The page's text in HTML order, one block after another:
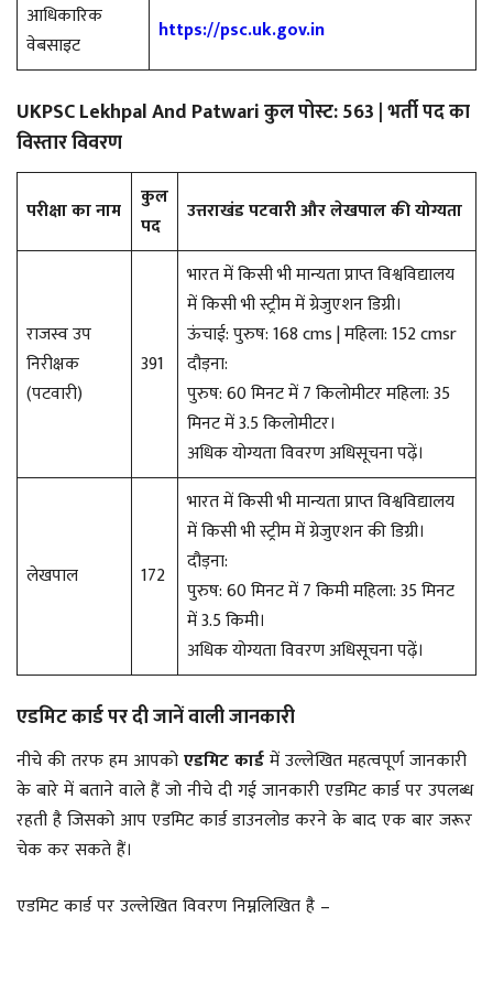
आधिकारिक
वेबसाइट
https://psc.uk.gov.in
UKPSC Lekhpal And Patwari कुल पोस्ट: 563 | भर्ती पद का
विस्तार विवरण
परीक्षा का नाम
कुल
पद
उत्तराखंड पटवारी और लेखपाल की योग्यता
राजस्व उप
निरीक्षक
(पटवारी)
391
भारत में किसी भी मान्यता प्राप्त विश्वविद्यालय
में किसी भी स्ट्रीम में ग्रेजुएशन डिग्री।
ऊंचाई: पुरुष: 168 cms | महिला: 152 cmsr
दौड़ना:
पुरुष: 60 मिनट में 7 किलोमीटर महिला: 35
मिनट में 3.5 किलोमीटर।
अधिक योग्यता विवरण अधिसूचना पढ़ें।
लेखपाल 172
भारत में किसी भी मान्यता प्राप्त विश्वविद्यालय
में किसी भी स्ट्रीम में ग्रेजुएशन की डिग्री।
दौड़ना:
पुरुष: 60 मिनट में 7 किमी महिला: 35 मिनट
में 3.5 किमी।
अधिक योग्यता विवरण अधिसूचना पढ़ें।
एडमिट कार्ड पर दी जानें वाली जानकारी
नीचे की तरफ हम आपकोएडमिट कार्डमें उल्लेखित महत्वपूर्ण जानकारी
के बारे में बताने वाले हैं जो नीचे दी गई जानकारी एडमिट कार्ड पर उपलब्ध
रहती है जिसको आप एडमिट कार्ड डाउनलोड करने के बाद एक बार जरूर
चेक कर सकते हैं।
एडमिट कार्ड पर उल्लेखित विवरण निम्नलिखित है –